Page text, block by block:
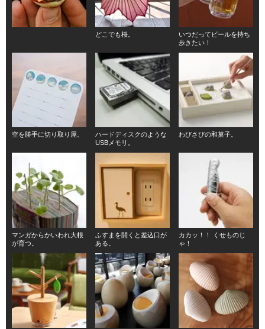
どこでも桜。
いつだってビールを持ち
歩きたい！
空を勝手に切り取り屋。
ハードディスクのような
USBメモリ。
わびさびの和菓子。
マンガからかいわれ大根
が育つ。
ふすまを開くと差込口が
ある。
カカッ！！ くせものじ
ゃ！